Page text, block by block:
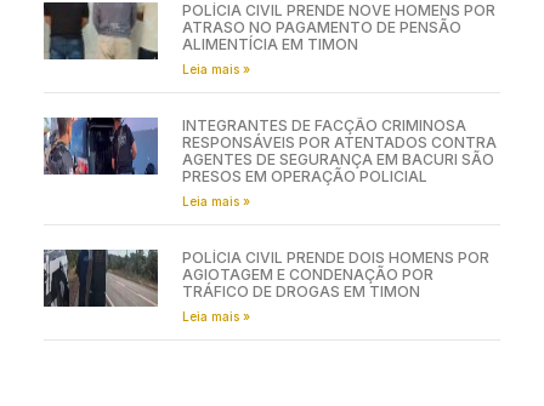
POLÍCIA CIVIL PRENDE NOVE HOMENS POR
ATRASO NO PAGAMENTO DE PENSÃO
ALIMENTÍCIA EM TIMON
Leia mais »
INTEGRANTES DE FACÇÃO CRIMINOSA
RESPONSÁVEIS POR ATENTADOS CONTRA
AGENTES DE SEGURANÇA EM BACURI SÃO
PRESOS EM OPERAÇÃO POLICIAL
Leia mais »
POLÍCIA CIVIL PRENDE DOIS HOMENS POR
AGIOTAGEM E CONDENAÇÃO POR
TRÁFICO DE DROGAS EM TIMON
Leia mais »